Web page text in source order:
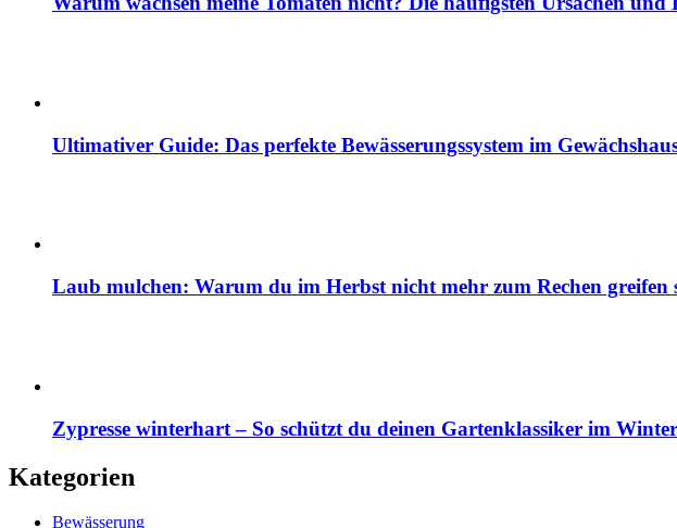
Ultimativer Guide: Das perfekte Bewässerungssystem im
Laub mulchen: Warum du im Herbst nicht mehr zum Rechen greifen
Zypresse winterhart – So schützt du deinen Gartenklassiker im Winter
Kategorien
Bewässerung